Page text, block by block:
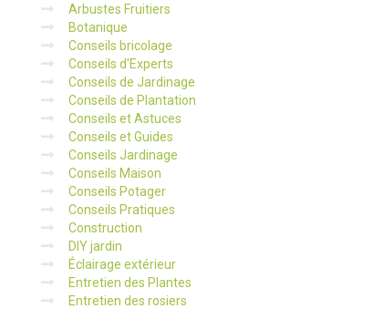
Arbustes Fruitiers
Botanique
Conseils bricolage
Conseils d'Experts
Conseils de Jardinage
Conseils de Plantation
Conseils et Astuces
Conseils et Guides
Conseils Jardinage
Conseils Maison
Conseils Potager
Conseils Pratiques
Construction
DIY jardin
Éclairage extérieur
Entretien des Plantes
Entretien des rosiers